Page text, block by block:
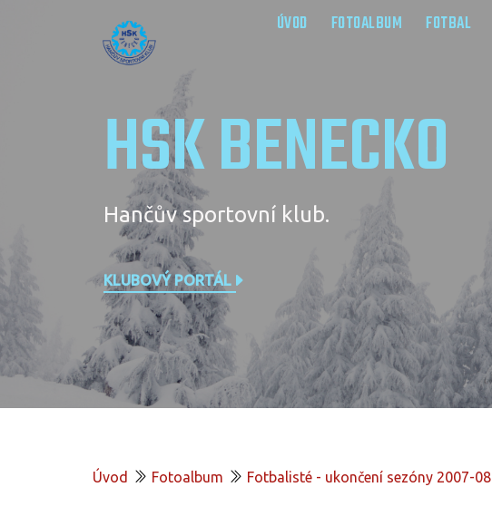
ÚVOD FOTOALBUM FOTBAL
HSK BENECKO
Hančův sportovní klub.
KLUBOVÝ PORTÁL
Úvod Fotoalbum Fotbalisté - ukončení sezóny 2007-08